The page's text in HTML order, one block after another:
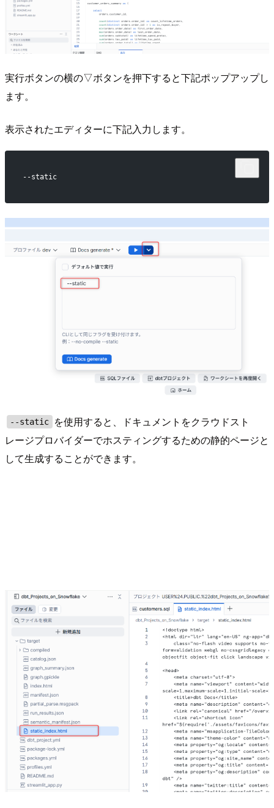
実行ボタンの横の▽ボタンを押下すると下記ポップアップし
ます。
表示されたエディターに下記入力します。
--static
--static
を使用すると、ドキュメントをクラウドスト
レージプロバイダーでホスティングするための静的ページと
して生成することができます。